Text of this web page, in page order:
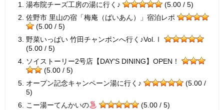
湯布院チーズ工房の湯に行く♪
(5.00 / 5)
佐野市 里山の宿「梅庵（ばいあん）」宿泊レポ
(5.00 / 5)
野菜いっぱい 竹田チャンポンへ行く♪Vol.Ⅰ
(5.00 / 5)
ソイストーリー2号店【DAY'S DINING】OPEN！
(5.00 / 5)
オープン記念キャンペーン湯に行く♪
(5.00 /
5)
こー湯ーてんかいの
(5.00 / 5)